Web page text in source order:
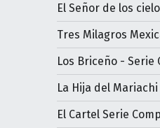
El Señor de los
Tres Milagros
Los Briceño - Serie
La Hija del
El Cartel Serie